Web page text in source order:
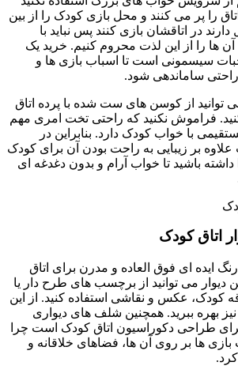
را پر می کنند و محل بازی کودک را از بین
در اتاقشان بازی کنند پس نباید با
ها را از این لذت محروم کنیم. خرید یک
سیسمونی است تا اسباب بازی ها و
ساماندهی شود.
توانید از کوسن های ست شده با پرده اتاق
فراموش نکنید که راحتی تخت امری مهم
با خواب کودک دارد. بنابراین در
بر زیبایی به راحت بودن آن برای کودک
داشته باشید تا خواب آرام و بدون دغدغه ای
اتاق کودک
ایده ای فوق العاده و مدرن برای اتاق
دیوار می ‌توانید از برچسب های طرح دار یا
کودک، عکس و نقاشی استفاده کنید. از این
بهره ببرید. همچنین شلف های دیواری
طراحی دکوراسیون اتاق کودک است چرا
بازی ها بر روی آن ها، فضاهای خلاقانه و